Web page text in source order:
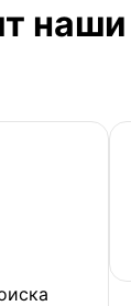
наши